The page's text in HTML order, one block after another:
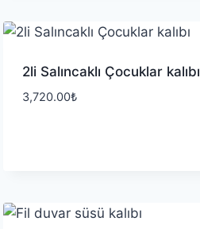
2li Salıncaklı Çocuklar kalıbı
3,720.00₺